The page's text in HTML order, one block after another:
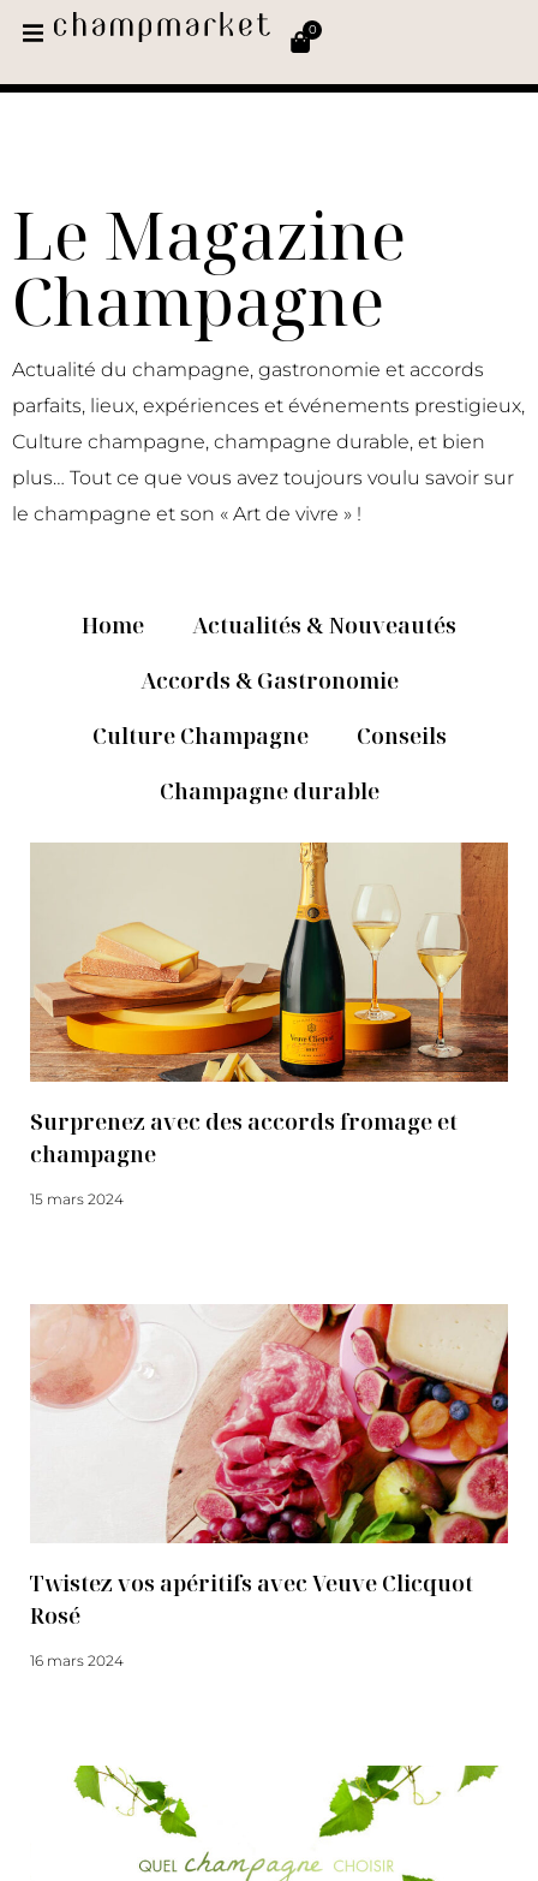
0
Le Magazine
Champagne
Actualité du champagne, gastronomie et accords
parfaits, lieux, expériences et événements prestigieux,
Culture champagne, champagne durable, et bien
plus… Tout ce que vous avez toujours voulu savoir sur
le champagne et son « Art de vivre » !
Home
Actualités & Nouveautés
Accords & Gastronomie
Culture Champagne
Conseils
Champagne durable
Surprenez avec des accords fromage et
champagne
15 mars 2024
Twistez vos apéritifs avec Veuve Clicquot
Rosé
16 mars 2024